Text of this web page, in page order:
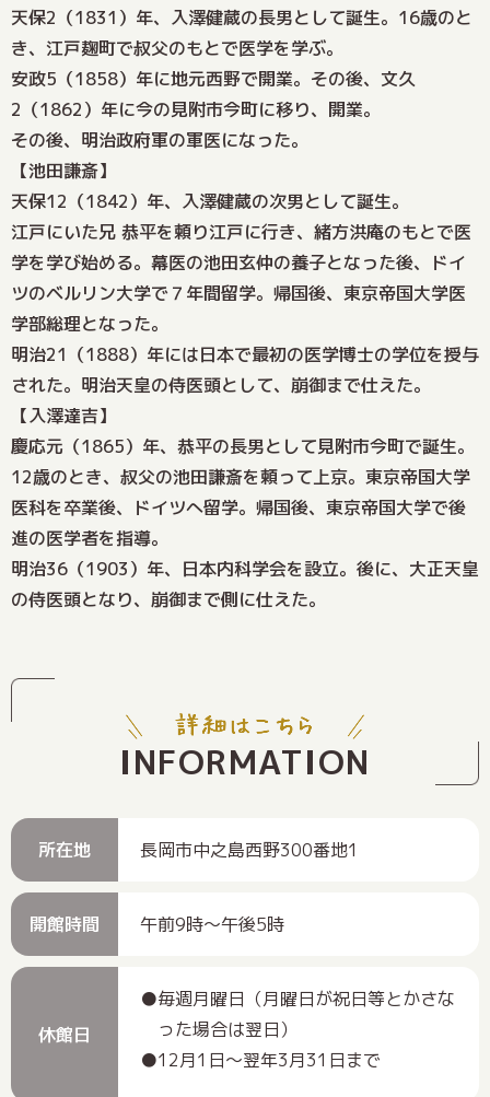
天保2（1831）年、入澤健蔵の長男として誕生。16歳のと
き、江戸麹町で叔父のもとで医学を学ぶ。
安政5（1858）年に地元西野で開業。その後、文久
2（1862）年に今の見附市今町に移り、開業。
その後、明治政府軍の軍医になった。
【池田謙斎】
天保12（1842）年、入澤健蔵の次男として誕生。
江戸にいた兄 恭平を頼り江戸に行き、緒方洪庵のもとで医
学を学び始める。幕医の池田玄仲の養子となった後、ドイ
ツのベルリン大学で７年間留学。帰国後、東京帝国大学医
学部総理となった。
明治21（1888）年には日本で最初の医学博士の学位を授与
された。明治天皇の侍医頭として、崩御まで仕えた。
【入澤達吉】
慶応元（1865）年、恭平の長男として見附市今町で誕生。
12歳のとき、叔父の池田謙斎を頼って上京。東京帝国大学
医科を卒業後、ドイツへ留学。帰国後、東京帝国大学で後
進の医学者を指導。
明治36（1903）年、日本内科学会を設立。後に、大正天皇
の侍医頭となり、崩御まで側に仕えた。
INFORMATION
所在地 長岡市中之島西野300番地1
開館時間 午前9時～午後5時
休館日
毎週月曜日（月曜日が祝日等とかさな
った場合は翌日）
12月1日～翌年3月31日まで